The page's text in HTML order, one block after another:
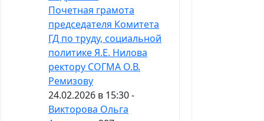
Почетная грамота
председателя Комитета
ГД по труду, социальной
политике Я.Е. Нилова
ректору СОГМА О.В.
Ремизову
24.02.2026 в 15:30 -
Викторова Ольга